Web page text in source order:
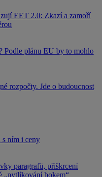
EET 2.0: Zkazí a zamoří
Podle plánu EU by to mohlo
rozpočty. Jde o budoucnost
s ním i ceny
paragrafů, přiškrcení
„pytlíkování bokem“